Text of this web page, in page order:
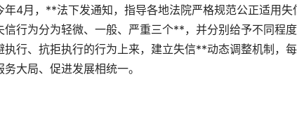
4月，**法下发通知，指导各地法院严格规范公正适用失
行为分为轻微、一般、严重三个**，并分别给予不同程
行、抗拒执行的行为上来，建立失信**动态调整机制，
大局、促进发展相统一。